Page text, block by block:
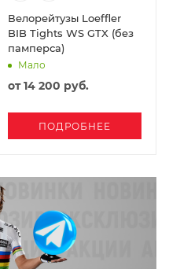
Велорейтузы Loeffler
BIB Tights WS GTX (без
памперса)
Мало
от14 200 руб.
ПОДРОБНЕЕ